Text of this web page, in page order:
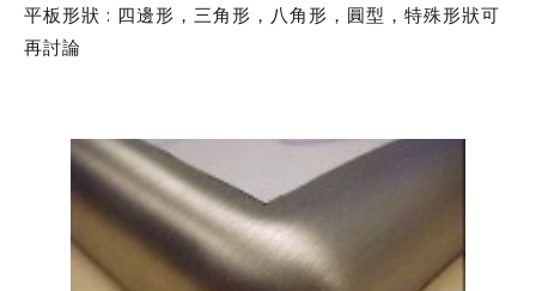
平板形狀 : 四邊形，三角形，八角形，圓型，特殊形狀可
再討論